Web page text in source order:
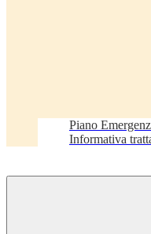
Piano
Informativa